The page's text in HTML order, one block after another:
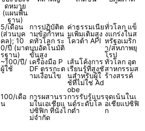
ดหมาย
(แผนพื้น
ฐาน)
5/เดือน
(ส่วนบุค
คล); 10
0/ปี (มาต
รฐาน)
การปฏิบัติต
ามข้อกำหน
ดทั่วโลก ระ
บบอัตโนมัติ
ขั้นสูง
ค่าธรรมเนีย
มเพิ่มเติมสูง
โควต้า API
ทั่วโลก แข็
งแกร่งในส
หรัฐอเมริก
า/สหภาพยุ
โรป
~100/ปี/
ผู้ใช้
เครื่องมือ P
DF ตรรกะต
ามเงื่อนไข
เส้นโค้งการ
เรียนรู้ที่สูงชั
นสำหรับผู้ใ
ช้ที่ไม่ใช่ Ad
obe
ทั่วโลก อุต
สาหกรรมส
ร้างสรรค์
100/เดือ
น
การผสานรว
มในเอเชียแ
ปซิฟิก ที่นั่งไ
ม่จำกัด
การรับรู้แบร
นด์ระดับโล
กต่ำ
จุดเน้นในเ
อเชียแปซิฟิ
ก